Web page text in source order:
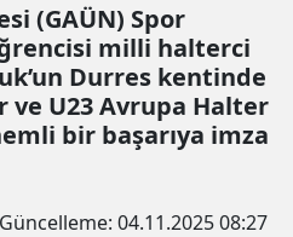
(GAÜN) Spor
milli halterci
Durres kentinde
ve U23 Avrupa Halter
bir başarıya imza
Güncelleme: 04.11.2025 08:27